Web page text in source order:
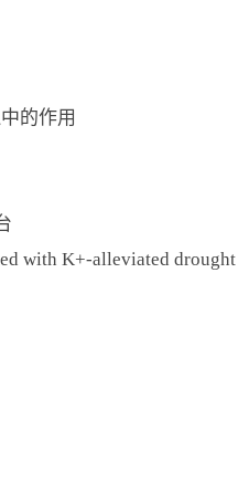
的作用
with K+-alleviated drought